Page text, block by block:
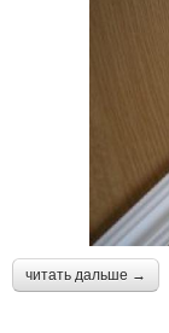
читать дальше →